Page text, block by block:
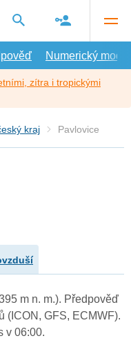
Numerický model
zítra i tropickými
kraj Pavlovice
m n. m.). Předpověď
(ICON, GFS, ECMWF).
v 06:00.